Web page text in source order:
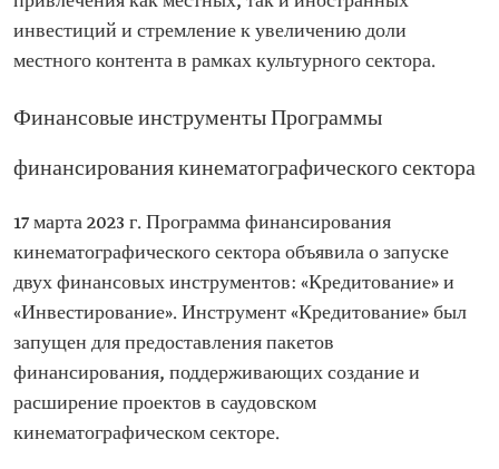
инвестиций и стремление к увеличению доли
местного контента в рамках культурного сектора.
Финансовые инструменты Программы
финансирования кинематографического сектора
17 марта 2023 г. Программа финансирования
кинематографического сектора объявила о запуске
двух финансовых инструментов: «Кредитование» и
«Инвестирование». Инструмент «Кредитование» был
запущен для предоставления пакетов
финансирования, поддерживающих создание и
расширение проектов в саудовском
кинематографическом секторе.